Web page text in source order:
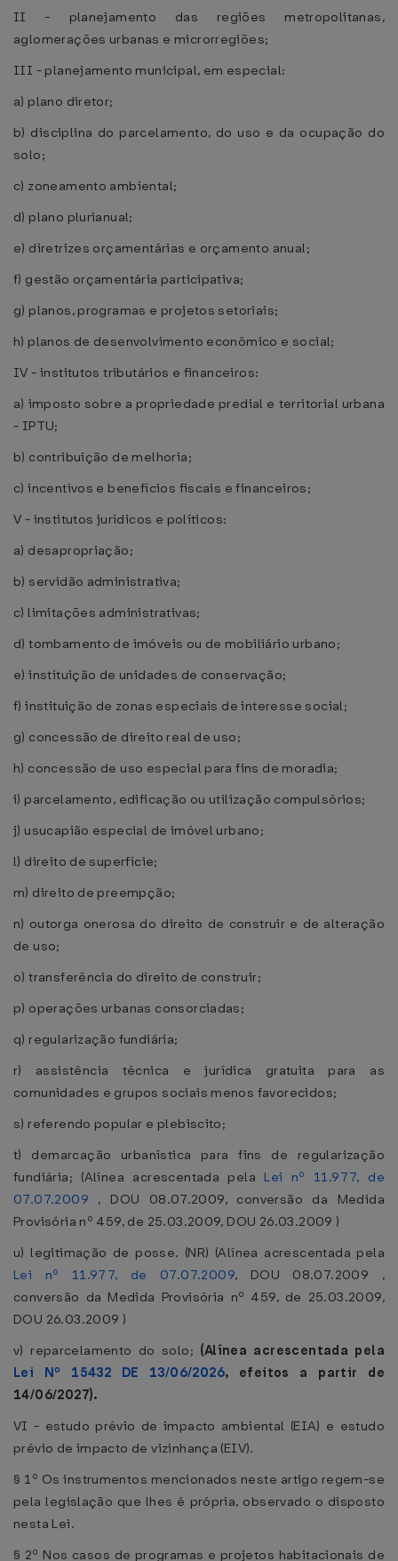
II - planejamento das regiões metropolitanas,
aglomerações urbanas e microrregiões;
III - planejamento municipal, em especial:
a) plano diretor;
b) disciplina do parcelamento, do uso e da ocupação do
solo;
c) zoneamento ambiental;
d) plano plurianual;
e) diretrizes orçamentárias e orçamento anual;
f) gestão orçamentária participativa;
g) planos, programas e projetos setoriais;
h) planos de desenvolvimento econômico e social;
IV - institutos tributários e financeiros:
a) imposto sobre a propriedade predial e territorial urbana
- IPTU;
b) contribuição de melhoria;
c) incentivos e benefícios fiscais e financeiros;
V - institutos jurídicos e políticos:
a) desapropriação;
b) servidão administrativa;
c) limitações administrativas;
d) tombamento de imóveis ou de mobiliário urbano;
e) instituição de unidades de conservação;
f) instituição de zonas especiais de interesse social;
g) concessão de direito real de uso;
h) concessão de uso especial para fins de moradia;
i) parcelamento, edificação ou utilização compulsórios;
j) usucapião especial de imóvel urbano;
l) direito de superfície;
m) direito de preempção;
n) outorga onerosa do direito de construir e de alteração
de uso;
o) transferência do direito de construir;
p) operações urbanas consorciadas;
q) regularização fundiária;
r) assistência técnica e jurídica gratuita para as
comunidades e grupos sociais menos favorecidos;
s) referendo popular e plebiscito;
t) demarcação urbanística para fins de regularização
fundiária; (Alínea acrescentada pela Lei nº 11.977, de
07.07.2009 , DOU 08.07.2009, conversão da Medida
Provisória nº 459, de 25.03.2009, DOU 26.03.2009 )
u) legitimação de posse. (NR) (Alínea acrescentada pela
Lei nº 11.977, de 07.07.2009, DOU 08.07.2009 ,
conversão da Medida Provisória nº 459, de 25.03.2009,
DOU 26.03.2009 )
v) reparcelamento do solo; (Alínea acrescentada pela
Lei Nº 15432 DE 13/06/2026, efeitos a partir de
14/06/2027).
VI - estudo prévio de impacto ambiental (EIA) e estudo
prévio de impacto de vizinhança (EIV).
§ 1º Os instrumentos mencionados neste artigo regem-se
pela legislação que lhes é própria, observado o disposto
nesta Lei.
§ 2º Nos casos de programas e projetos habitacionais de